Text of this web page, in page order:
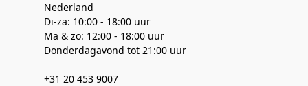
Nederland
Di-za: 10:00 - 18:00 uur
Ma & zo: 12:00 - 18:00 uur
Donderdagavond tot 21:00 uur
+31 20 453 9007